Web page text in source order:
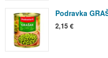
Podravka
2,15 €